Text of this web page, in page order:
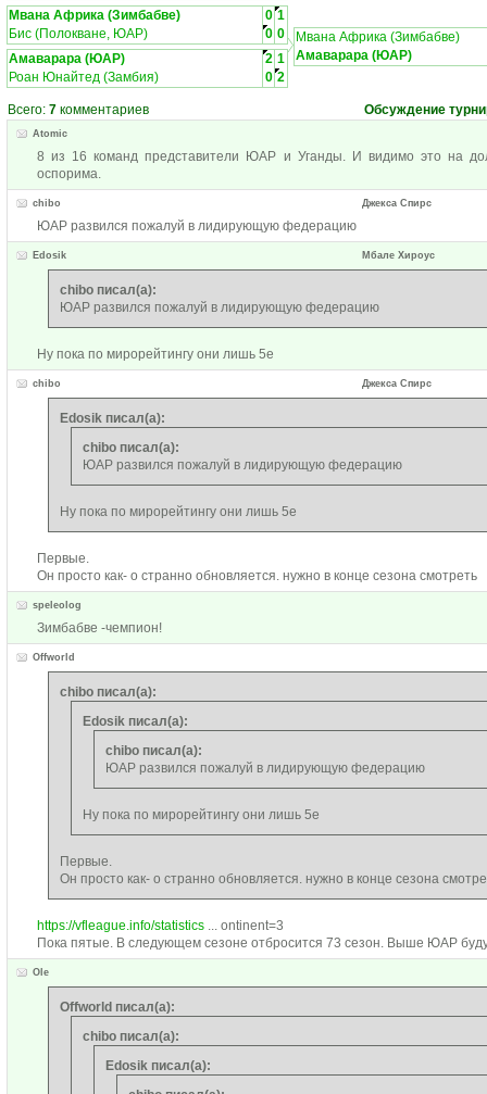
Мвана Африка (Зимбабве) 0 1
Бис (Полокване, ЮАР)
0 0
Амаварара (ЮАР)
2 1
Роан Юнайтед (Замбия)
0 2
Мвана Африка (Зимбабве)
Амаварара (ЮАР)
Всего: 7 комментариев Обсуждение
Atomic
8 из 16 команд представители ЮАР и Уганды. И видимо это на
оспорима.
chibo Джекса Спирс
ЮАР развился пожалуй в лидирующую федерацию
Edosik Мбале Хироус
chibo писал(а):
ЮАР развился пожалуй в лидирующую федерацию
Ну пока по мирорейтингу они лишь 5е
chibo Джекса Спирс
Edosik писал(а):
chibo писал(а):
ЮАР развился пожалуй в лидирующую федерацию
Ну пока по мирорейтингу они лишь 5е
Первые.
Он просто как- о странно обновляется. нужно в конце сезона смотреть
speleolog
Зимбабве -чемпион!
Offworld
chibo писал(а):
Edosik писал(а):
chibo писал(а):
ЮАР развился пожалуй в лидирующую федерацию
Ну пока по мирорейтингу они лишь 5е
Первые.
Он просто как- о странно обновляется. нужно в конце сезона
https://vfleague.info/statistics... ontinent=3
Пока пятые. В следующем сезоне отбросится 73 сезон. Выше ЮАР
Ole
Offworld писал(а):
chibo писал(а):
Edosik писал(а):